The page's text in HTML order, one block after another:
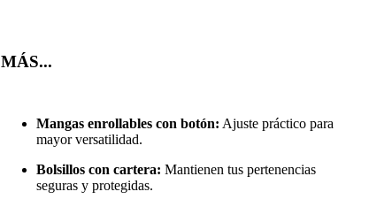
MÁS...
Mangas enrollables con botón: Ajuste práctico para
mayor versatilidad.
Bolsillos con cartera: Mantienen tus pertenencias
seguras y protegidas.